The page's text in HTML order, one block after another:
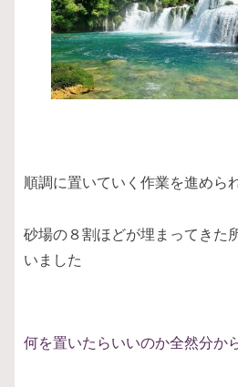
順調に置いていく作業を進めら
砂場の８割ほどが埋まってきた
いました
何を置いたらいいのか全然分か